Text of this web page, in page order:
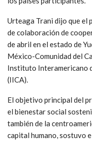
Urteaga Trani dijo que el
de colaboración de
de abril en el estado de
México-Comunidad del
Instituto Interamericano
(IICA).
El objetivo principal del
el bienestar social
también de la
capital humano, sostuvo